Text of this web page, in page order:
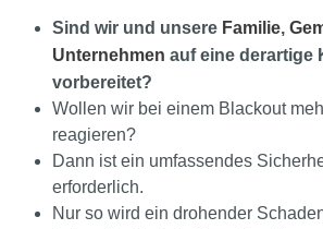
Sind wir und unsere Familie,
Unternehmen auf eine derartige
vorbereitet?
Wollen wir bei einem Blackout
reagieren?
Dann ist ein umfassendes
erforderlich.
Nur so wird ein drohender